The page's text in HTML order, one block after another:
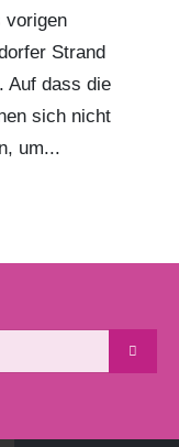
vorigen
Strand
Auf dass die
sich nicht
um...